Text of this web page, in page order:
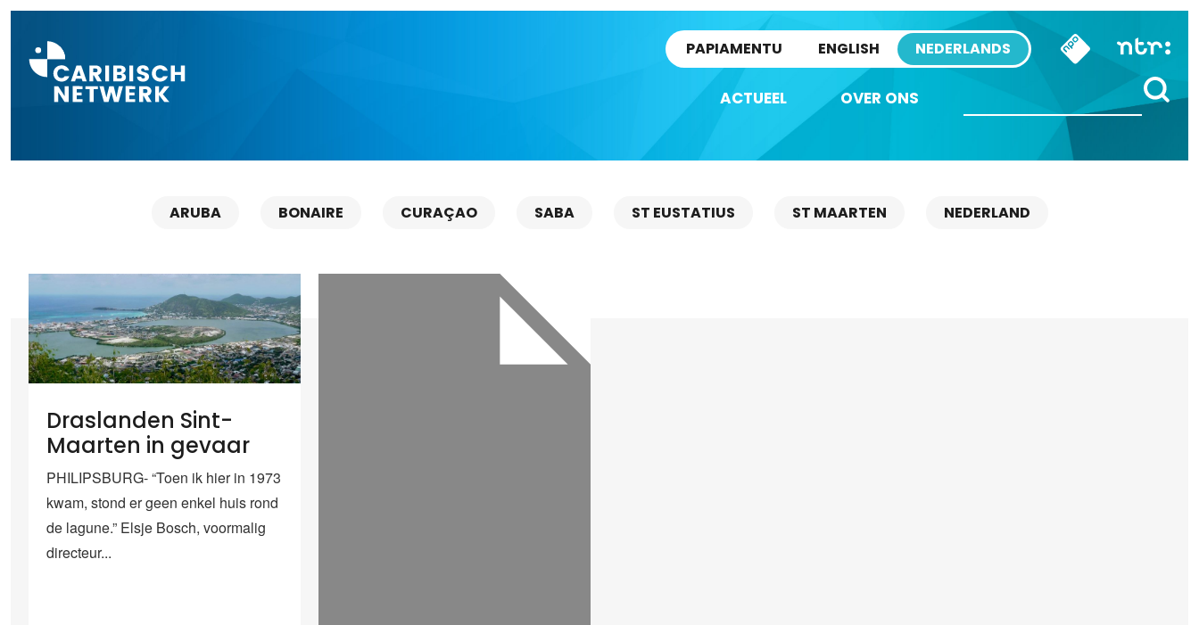
PAPIAMENTU ENGLISH NEDERLANDS
ACTUEEL OVER ONS
ARUBA BONAIRE CURAÇAO SABA ST EUSTATIUS ST MAARTEN NEDERLAND
Draslanden Sint-
Maarten in gevaar
PHILIPSBURG- “Toen ik hier in 1973
kwam, stond er geen enkel huis rond
de lagune.” Elsje Bosch, voormalig
directeur...